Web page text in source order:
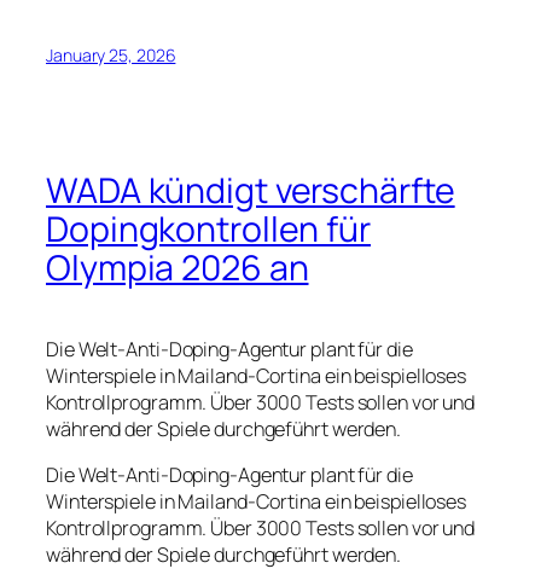
January 25, 2026
WADA kündigt verschärfte
Dopingkontrollen für
Olympia 2026 an
Die Welt-Anti-Doping-Agentur plant für die
Winterspiele in Mailand-Cortina ein beispielloses
Kontrollprogramm. Über 3000 Tests sollen vor und
während der Spiele durchgeführt werden.
Die Welt-Anti-Doping-Agentur plant für die
Winterspiele in Mailand-Cortina ein beispielloses
Kontrollprogramm. Über 3000 Tests sollen vor und
während der Spiele durchgeführt werden.